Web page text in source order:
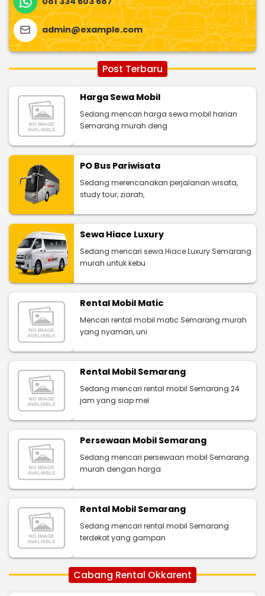
admin@example.com
Post Terbaru
Harga Sewa Mobil
Sedang mencari harga sewa mobil harian
Semarang murah deng
PO Bus Pariwisata
Sedang merencanakan perjalanan wisata,
study tour, ziarah,
Sewa Hiace Luxury
Sedang mencari sewa Hiace Luxury Semarang
murah untuk kebu
Rental Mobil Matic
Mencari rental mobil matic Semarang murah
yang nyaman, uni
Rental Mobil Semarang
Sedang mencari rental mobil Semarang 24
jam yang siap mel
Persewaan Mobil Semarang
Sedang mencari persewaan mobil Semarang
murah dengan harga
Rental Mobil Semarang
Sedang mencari rental mobil Semarang
terdekat yang gampan
Cabang Rental Okkarent